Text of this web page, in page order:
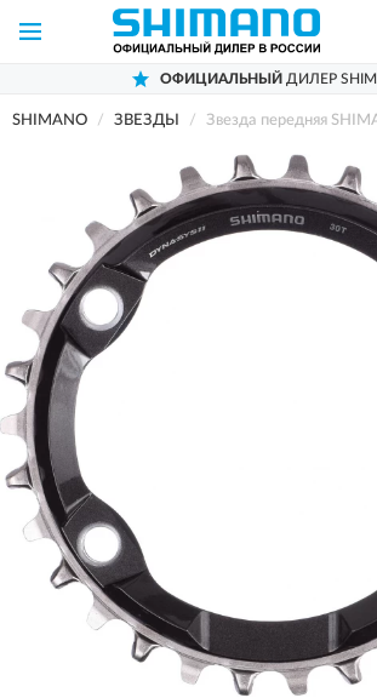
ОФИЦИАЛЬНЫЙ ДИЛЕР
SHIMANO ЗВЕЗДЫ Звезда передняя